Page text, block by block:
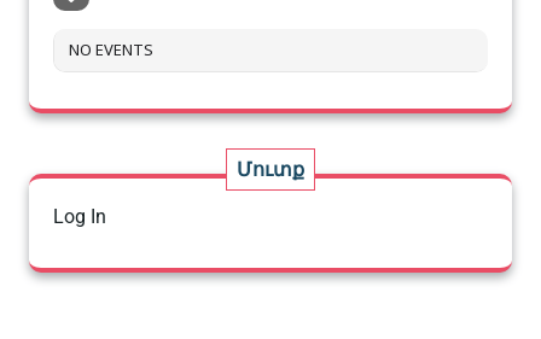
NO EVENTS
Մուտք
Log In